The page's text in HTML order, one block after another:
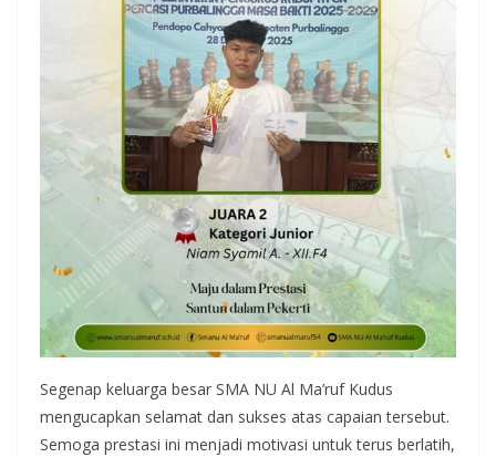
Segenap keluarga besar SMA NU Al Ma’ruf Kudus
mengucapkan selamat dan sukses atas capaian tersebut.
Semoga prestasi ini menjadi motivasi untuk terus berlatih,